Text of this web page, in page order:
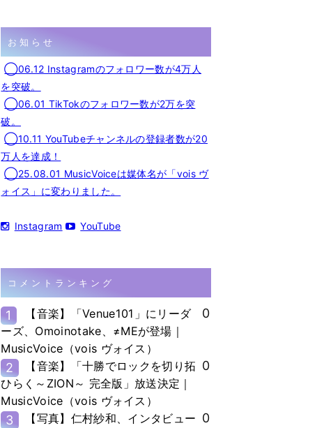
お知らせ
◯06.12 Instagramのフォロワー数が4万人
を突破。
◯06.01 TikTokのフォロワー数が2万を突
破。
◯10.11 YouTubeチャンネルの登録者数が20
万人を達成！
◯25.08.01 MusicVoiceは媒体名が「vois ヴ
ォイス」に変わりました。
Instagram YouTube
コメントランキング
1
【音楽】「Venue101」にリーダ
ーズ、Omoinotake、≠MEが登場｜
MusicVoice（vois ヴォイス）
0
2
【音楽】「十勝でロックを切り拓
ひらく～ZION～ 完全版」放送決定｜
MusicVoice（vois ヴォイス）
0
3
【写真】仁村紗和、インタビュー 0